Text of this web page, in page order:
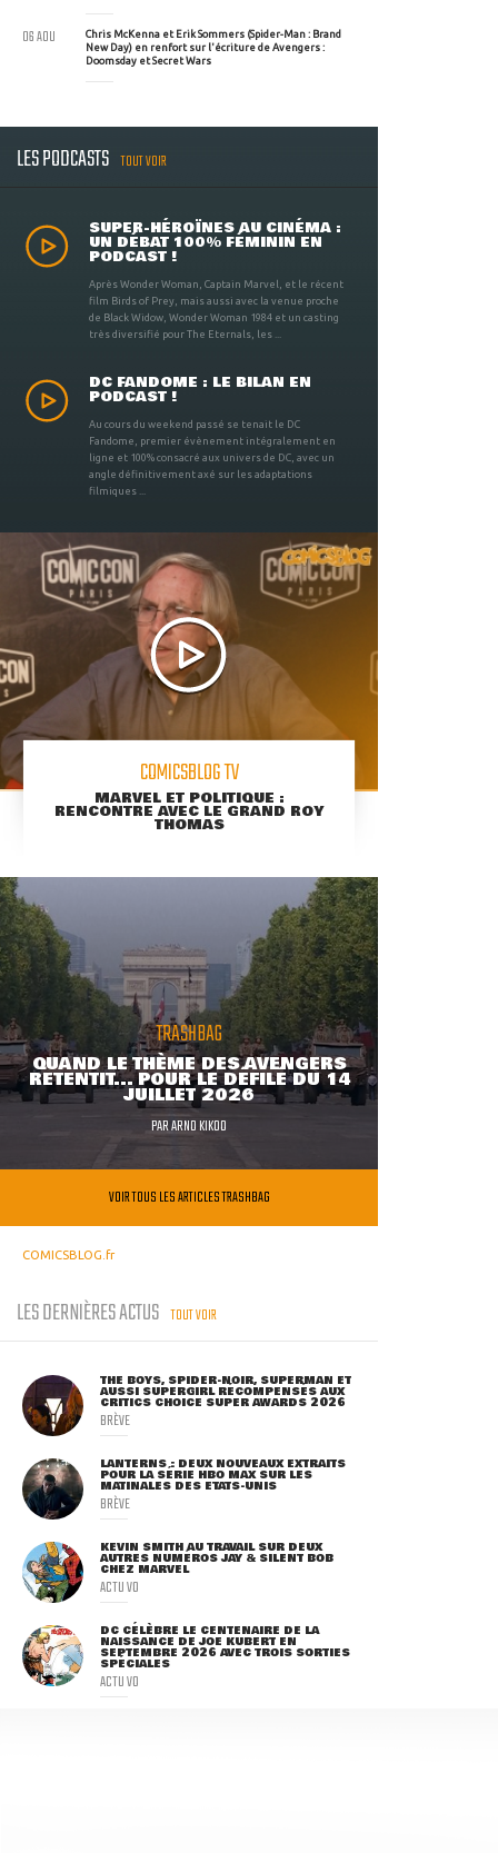
Chris McKenna et Erik Sommers (Spider-Man : Brand
New Day) en renfort sur l'écriture de Avengers :
Doomsday et Secret Wars
06 AOU
LES PODCASTS TOUT VOIR
SUPER-HÉROÏNES AU CINÉMA :
UN DÉBAT 100% FÉMININ EN
PODCAST !
Après Wonder Woman, Captain Marvel, et le récent
film Birds of Prey, mais aussi avec la venue proche
de Black Widow, Wonder Woman 1984 et un casting
très diversifié pour The Eternals, les ...
DC FANDOME : LE BILAN EN
PODCAST !
Au cours du weekend passé se tenait le DC
Fandome, premier évènement intégralement en
ligne et 100% consacré aux univers de DC, avec un
angle définitivement axé sur les adaptations
filmiques ...
COMICSBLOG TV
MARVEL ET POLITIQUE :
RENCONTRE AVEC LE GRAND ROY
THOMAS
TRASHBAG
QUAND LE THÈME DES AVENGERS
RETENTIT... POUR LE DÉFILÉ DU 14
JUILLET 2026
PARARNO KIKOO
VOIR TOUS LES ARTICLES TRASHBAG
COMICSBLOG.fr
LES DERNIÈRES ACTUS TOUT VOIR
THE BOYS, SPIDER-NOIR, SUPERMAN ET
AUSSI SUPERGIRL RÉCOMPENSÉS AUX
CRITICS CHOICE SUPER AWARDS 2026
BRÈVE
LANTERNS : DEUX NOUVEAUX EXTRAITS
POUR LA SÉRIE HBO MAX SUR LES
MATINALES DES ETATS-UNIS
BRÈVE
KEVIN SMITH AU TRAVAIL SUR DEUX
AUTRES NUMÉROS JAY & SILENT BOB
CHEZ MARVEL
ACTU VO
DC CÉLÈBRE LE CENTENAIRE DE LA
NAISSANCE DE JOE KUBERT EN
SEPTEMBRE 2026 AVEC TROIS SORTIES
SPÉCIALES
ACTU VO